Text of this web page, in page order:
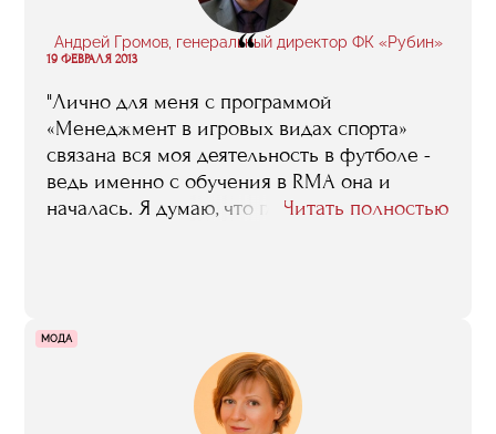
Андрей Громов, генеральный директор ФК «Рубин»
“
19 ФЕВРАЛЯ 2013
"Лично для меня с программой
«Менеджмент в игровых видах спорта»
связана вся моя деятельность в футболе -
ведь именно с обучения в RMA она и
началась. Я думаю, что главной заслугой
мыслящих. Сейчас мы видим, как
представители этого поколения
спортивных управленцев постепенно
выходят на первые роли"
Читать полностью
МОДА